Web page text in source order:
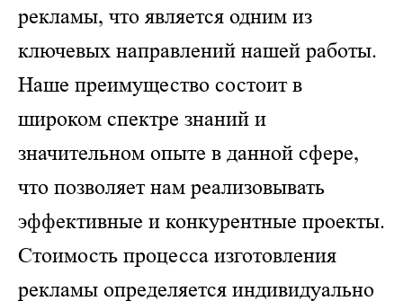
рекламы, что является одним из
ключевых направлений нашей работы.
Наше преимущество состоит в
широком спектре знаний и
значительном опыте в данной сфере,
что позволяет нам реализовывать
эффективные и конкурентные проекты.
Стоимость процесса изготовления
рекламы определяется индивидуально